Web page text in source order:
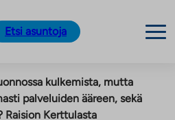
Etsi asuntoja
kulkemista, mutta
palveluiden ääreen, sekä
Raision Kerttulasta